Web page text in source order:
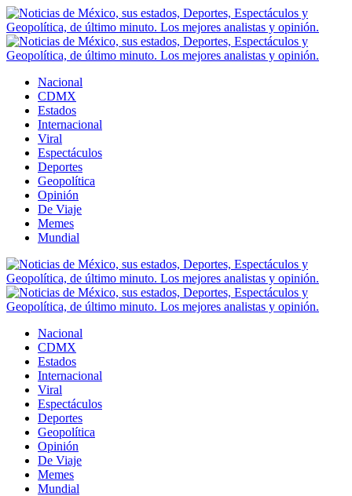
Nacional
CDMX
Estados
Internacional
Viral
Espectáculos
Deportes
Geopolítica
Opinión
De Viaje
Memes
Mundial
Nacional
CDMX
Estados
Internacional
Viral
Espectáculos
Deportes
Geopolítica
Opinión
De Viaje
Memes
Mundial